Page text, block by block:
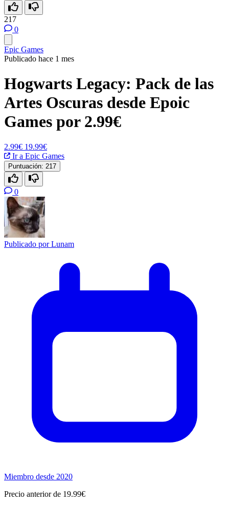
217
0
Epic Games
Publicado hace 1 mes
Hogwarts Legacy: Pack de las
Artes Oscuras desde Epoic
Games por 2.99€
2.99€ 19.99€
Ir a Epic Games
Puntuación: 217
0
Publicado porLunam
Miembro desde 2020
Precio anterior de 19.99€